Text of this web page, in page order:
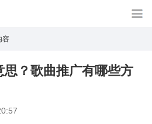
容
？歌曲推广有哪些方